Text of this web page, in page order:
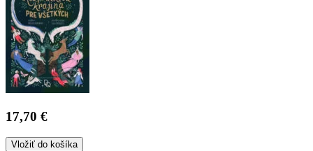
17,70 €
Vložiť do košíka